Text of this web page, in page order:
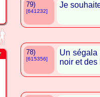
79)
[641232]
Je
78)
[615356]
Un ségala
noir et des